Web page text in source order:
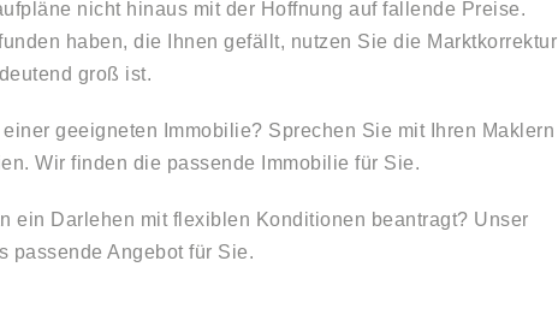
nicht hinaus mit der Hoffnung auf fallende Preise.
haben, die Ihnen gefällt, nutzen Sie die Marktkorrektur
groß ist.
geeigneten Immobilie? Sprechen Sie mit Ihren Maklern
Wir finden die passende Immobilie für Sie.
ein Darlehen mit flexiblen Konditionen beantragt? Unser
passende Angebot für Sie.